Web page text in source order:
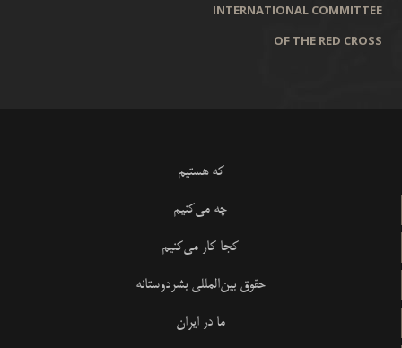
INTERNATIONAL COMMITTEE
OF THE RED CROSS
که هستیم
چه می‌کنیم
کجا کار می‌کنیم
حقوق بین‌المللی بشردوستانه
ما در ایران